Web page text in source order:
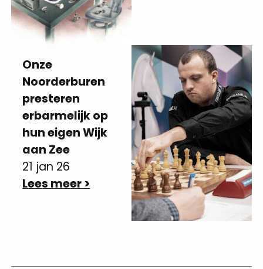
Onze
Noorderburen
presteren
erbarmelijk op
hun eigen Wijk
aan Zee
21 jan 26
Lees meer >